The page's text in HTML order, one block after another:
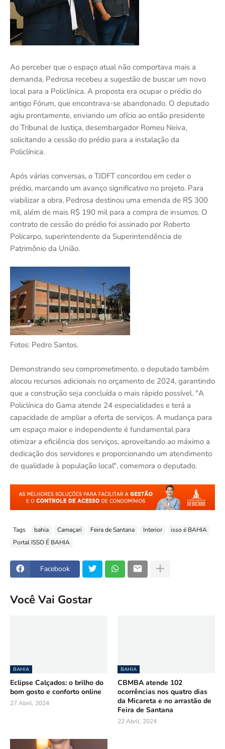
Ao perceber que o espaço atual não comportava mais a
demanda, Pedrosa recebeu a sugestão de buscar um novo
local para a Policlínica. A proposta era ocupar o prédio do
antigo Fórum, que encontrava-se abandonado. O deputado
agiu prontamente, enviando um ofício ao então presidente
do Tribunal de Justiça, desembargador Romeu Neiva,
solicitando a cessão do prédio para a instalação da
Policlínica.
Após várias conversas, o TJDFT concordou em ceder o
prédio, marcando um avanço significativo no projeto. Para
viabilizar a obra, Pedrosa destinou uma emenda de R$ 300
mil, além de mais R$ 190 mil para a compra de insumos. O
contrato de cessão do prédio foi assinado por Roberto
Policarpo, superintendente da Superintendência de
Patrimônio da União.
Fotos: Pedro Santos.
Demonstrando seu comprometimento, o deputado também
alocou recursos adicionais no orçamento de 2024, garantindo
que a construção seja concluída o mais rápido possível. "A
Policlínica do Gama atende 24 especialidades e terá a
capacidade de ampliar a oferta de serviços. A mudança para
um espaço maior e independente é fundamental para
otimizar a eficiência dos serviços, aproveitando ao máximo a
dedicação dos servidores e proporcionando um atendimento
de qualidade à população local", comemora o deputado.
Tags bahia Camaçari Feira de Santana Interior
isso é BAHIA
Portal ISSO É BAHIA
Facebook
Você Vai Gostar
BAHIA
Eclipse Calçados: o brilho do
bom gosto e conforto online
27 Abril, 2024
BAHIA
CBMBA atende 102
ocorrências nos quatro dias
da Micareta e no arrastão de
Feira de Santana
22 Abril, 2024